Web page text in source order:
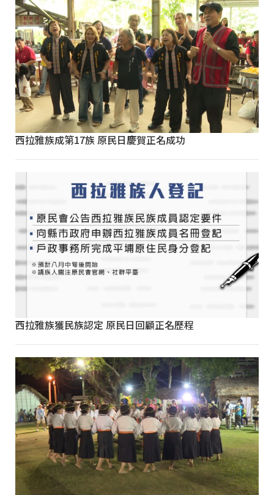
西拉雅族成第17族 原民日慶賀正名成功
西拉雅族獲民族認定 原民日回顧正名歷程